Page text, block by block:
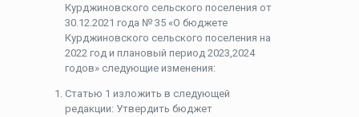
Курджиновского сельского поселения от
30.12.2021 года № 35 «О бюджете
Курджиновского сельского поселения на
2022 год и плановый период 2023,2024
годов» следующие изменения:
Статью 1 изложить в следующей
редакции: Утвердить бюджет